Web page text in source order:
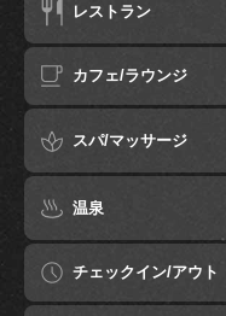
レストラン
カフェ/ラウンジ
スパ/マッサージ
温泉
チェックイン/アウト